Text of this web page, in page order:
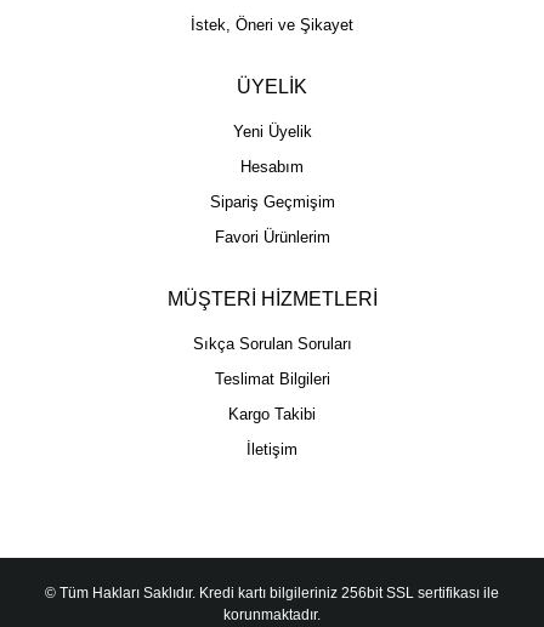
İstek, Öneri ve Şikayet
ÜYELİK
Yeni Üyelik
Hesabım
Sipariş Geçmişim
Favori Ürünlerim
MÜŞTERİ HİZMETLERİ
Sıkça Sorulan Soruları
Teslimat Bilgileri
Kargo Takibi
İletişim
© Tüm Hakları Saklıdır. Kredi kartı bilgileriniz 256bit SSL sertifikası ile
korunmaktadır.